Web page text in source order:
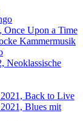
Once Upon a Time
Kammermusik
Neoklassische
Back to Live
Blues mit